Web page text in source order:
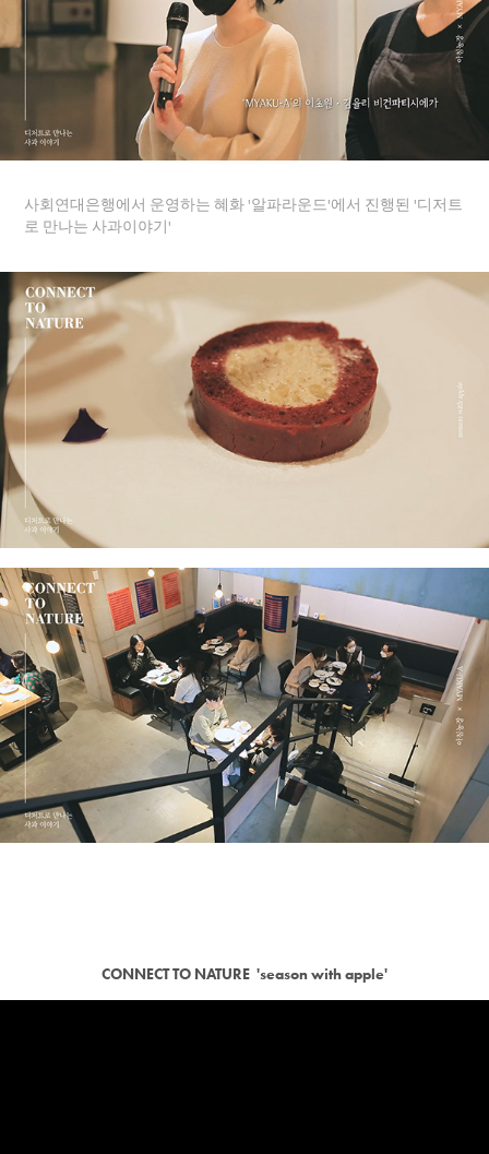
사회연대은행에서 운영하는 혜화 '알파라운드'에서 진행된 '디저트
로 만나는 사과이야기'
CONNECT TO NATURE 'season with apple'